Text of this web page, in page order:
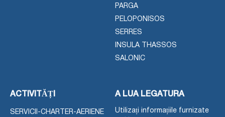
PARGA
PELOPONISOS
SERRES
INSULA THASSOS
SALONIC
ACTIVITĂȚI
SERVICII-CHARTER-AERIENE
A LUA LEGATURA
Utilizați informațiile furnizate